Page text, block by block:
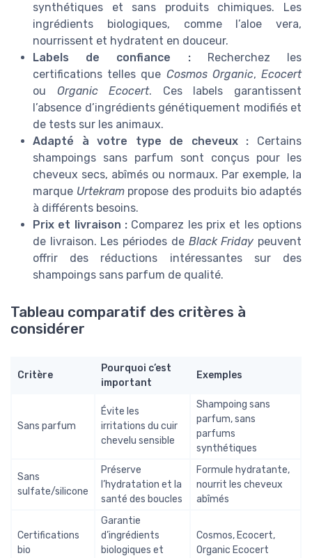
synthétiques et sans produits chimiques. Les
ingrédients biologiques, comme l’aloe vera,
nourrissent et hydratent en douceur.
Labels de confiance :Recherchez les
certifications telles que Cosmos Organic,Ecocert
ou Organic Ecocert. Ces labels garantissent
l’absence d’ingrédients génétiquement modifiés et
de tests sur les animaux.
Adapté à votre type de cheveux : Certains
shampoings sans parfum sont conçus pour les
cheveux secs, abîmés ou normaux. Par exemple, la
marque Urtekrampropose des produits bio adaptés
à différents besoins.
Prix et livraison : Comparez les prix et les options
de livraison. Les périodes de Black Friday peuvent
offrir des réductions intéressantes sur des
shampoings sans parfum de qualité.
Tableau comparatif des critères à
considérer
Critère
Pourquoi c’est
important
Exemples
Sans parfum
Évite les
irritations du cuir
chevelu sensible
Shampoing sans
parfum, sans
parfums
synthétiques
Sans
sulfate/silicone
Préserve
l’hydratation et la
santé des boucles
Formule hydratante,
nourrit les cheveux
abîmés
Certifications
bio
Garantie
d’ingrédients
biologiques et
Cosmos, Ecocert,
Organic Ecocert